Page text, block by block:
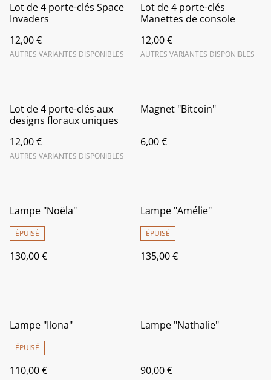
Lot de 4 porte-clés Space
Invaders
12,00 €
AUTRES VARIANTES DISPONIBLES
Lot de 4 porte-clés
Manettes de console
12,00 €
AUTRES VARIANTES DISPONIBLES
Lot de 4 porte-clés aux
designs floraux uniques
12,00 €
AUTRES VARIANTES DISPONIBLES
Magnet "Bitcoin"
6,00 €
Lampe "Noëla"
ÉPUISÉ
130,00 €
Lampe "Amélie"
ÉPUISÉ
135,00 €
Lampe "Ilona"
ÉPUISÉ
110,00 €
Lampe "Nathalie"
90,00 €